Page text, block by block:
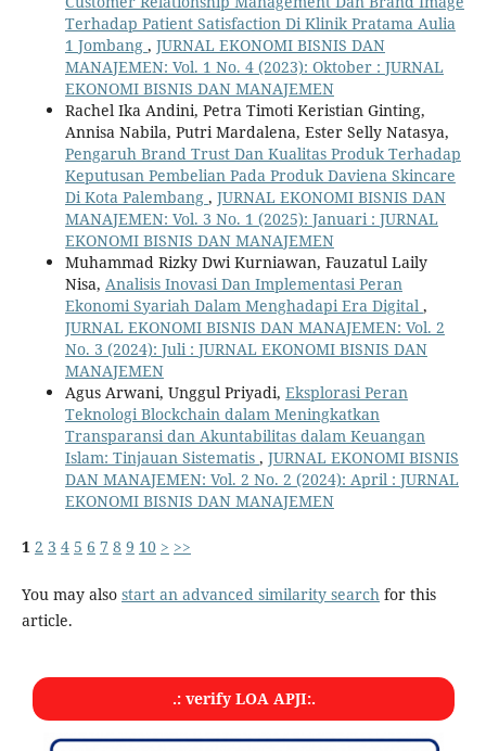
Terhadap Patient Satisfaction Di Klinik Pratama Aulia
1 Jombang , JURNAL EKONOMI BISNIS DAN
MANAJEMEN: Vol. 1 No. 4 (2023): Oktober : JURNAL
EKONOMI BISNIS DAN MANAJEMEN
Rachel Ika Andini, Petra Timoti Keristian Ginting,
Annisa Nabila, Putri Mardalena, Ester Selly Natasya,
Pengaruh Brand Trust Dan Kualitas Produk Terhadap
Keputusan Pembelian Pada Produk Daviena Skincare
Di Kota Palembang , JURNAL EKONOMI BISNIS DAN
MANAJEMEN: Vol. 3 No. 1 (2025): Januari : JURNAL
EKONOMI BISNIS DAN MANAJEMEN
Muhammad Rizky Dwi Kurniawan, Fauzatul Laily
Nisa, Analisis Inovasi Dan Implementasi Peran
Ekonomi Syariah Dalam Menghadapi Era Digital ,
JURNAL EKONOMI BISNIS DAN MANAJEMEN: Vol. 2
No. 3 (2024): Juli : JURNAL EKONOMI BISNIS DAN
MANAJEMEN
Agus Arwani, Unggul Priyadi, Eksplorasi Peran
Teknologi Blockchain dalam Meningkatkan
Transparansi dan Akuntabilitas dalam Keuangan
Islam: Tinjauan Sistematis , JURNAL EKONOMI BISNIS
DAN MANAJEMEN: Vol. 2 No. 2 (2024): April : JURNAL
EKONOMI BISNIS DAN MANAJEMEN
1 2 3 4 5 6 7 8 9 10 > >>
You may also start an advanced similarity search for this
article.
.: verify LOA APJI:.